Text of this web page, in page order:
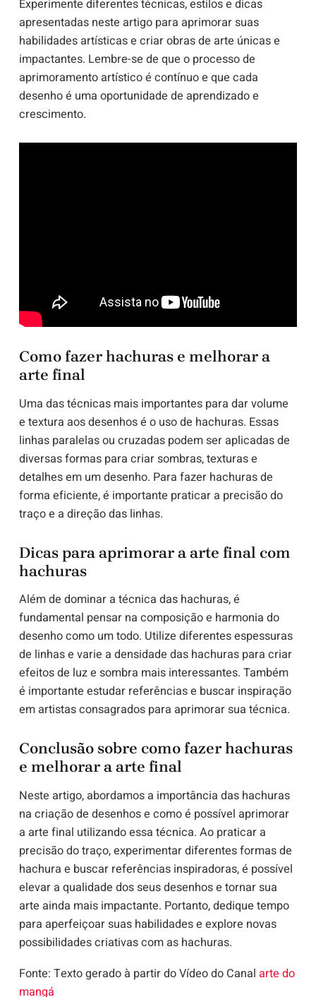
Experimente diferentes técnicas, estilos e dicas
apresentadas neste artigo para aprimorar suas
habilidades artísticas e criar obras de arte únicas e
impactantes. Lembre-se de que o processo de
aprimoramento artístico é contínuo e que cada
desenho é uma oportunidade de aprendizado e
crescimento.
Como fazer hachuras e melhorar a
arte final
Uma das técnicas mais importantes para dar volume
e textura aos desenhos é o uso de hachuras. Essas
linhas paralelas ou cruzadas podem ser aplicadas de
diversas formas para criar sombras, texturas e
detalhes em um desenho. Para fazer hachuras de
forma eficiente, é importante praticar a precisão do
traço e a direção das linhas.
Dicas para aprimorar a arte final com
hachuras
Além de dominar a técnica das hachuras, é
fundamental pensar na composição e harmonia do
desenho como um todo. Utilize diferentes espessuras
de linhas e varie a densidade das hachuras para criar
efeitos de luz e sombra mais interessantes. Também
é importante estudar referências e buscar inspiração
em artistas consagrados para aprimorar sua técnica.
Conclusão sobre como fazer hachuras
e melhorar a arte final
Neste artigo, abordamos a importância das hachuras
na criação de desenhos e como é possível aprimorar
a arte final utilizando essa técnica. Ao praticar a
precisão do traço, experimentar diferentes formas de
hachura e buscar referências inspiradoras, é possível
elevar a qualidade dos seus desenhos e tornar sua
arte ainda mais impactante. Portanto, dedique tempo
para aperfeiçoar suas habilidades e explore novas
possibilidades criativas com as hachuras.
Fonte: Texto gerado à partir do Vídeo do Canal arte do
mangá